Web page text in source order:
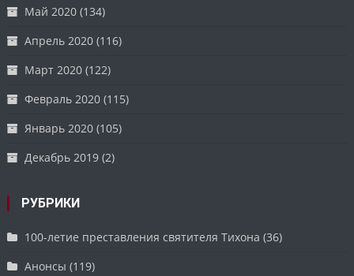
Май 2020 (134)
Апрель 2020 (116)
Март 2020 (122)
Февраль 2020 (115)
Январь 2020 (105)
Декабрь 2019 (2)
РУБРИКИ
100-летие преставления святителя Тихона (36)
Анонсы (119)